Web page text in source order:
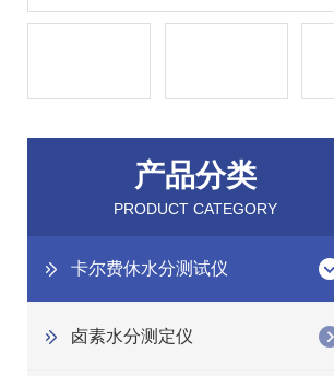
产品分类
PRODUCT CATEGORY
卡尔费休水分测试仪
卤素水分测定仪